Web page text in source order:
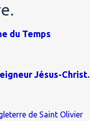
du Temps
Jésus-Christ.
de Saint Olivier